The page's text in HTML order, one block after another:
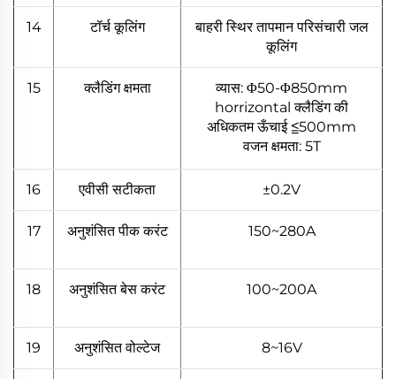
14 टॉर्च कूलिंग
बाहरी स्थिर तापमान परिसंचारी जल
कूलिंग
15 क्लैडिंग क्षमता
व्यास: Φ50-Φ850mm
horrizontal क्लैडिंग की
अधिकतम ऊँचाई ≦500mm
वजन क्षमता: 5T
16 एवीसी सटीकता ±0.2V
17 अनुशंसित पीक करंट 150~280A
18 अनुशंसित बेस करंट 100~200A
19 अनुशंसित वोल्टेज 8~16V